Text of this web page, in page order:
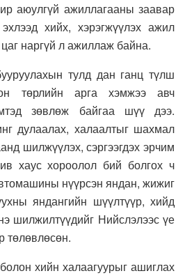
аюулгүй ажиллагааны заавар
хийх, хэрэгжүүлэх ажил
наргүй л ажиллаж байна.
тулд дан ганц түлш
төрлийн арга хэмжээ авч
зөвлөж байгаа шүү дээ.
дулаалах, халаалтыг шахмал
шилжүүлэх, сэргээгдэх эрчим
хаус хороолол бий болгох ч
нүүрсэн яндан, жижиг
яндангийн шүүлтүүр, хийд
шилжилтүүдийг Нийслэлээс үе
төлөвлөсөн.
хийн халаагуурыг ашиглах